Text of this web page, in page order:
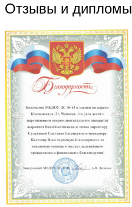
Отзывы и дипломы